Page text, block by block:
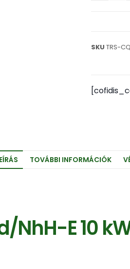
SKU TRS-
TOVÁBBI INFORMÁCIÓK
NhH-E 10